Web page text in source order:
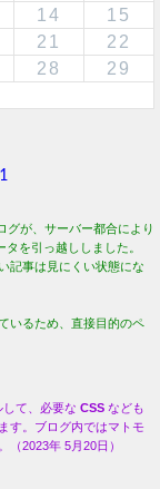
14
15
21
22
28
29
グが、サーバー都合により
タを引っ越ししました。
記事は見にくい状態にな
いるため、直接目的のペ
て、必要な CSS なども
す。ブログ内ではマトモ
（2023年 5月20日）